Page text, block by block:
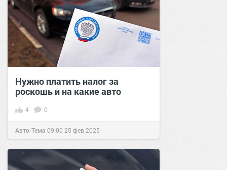
Нужно платить налог за
роскошь и на какие авто
4 0
Авто-Тема 09:00 25 фев 2025